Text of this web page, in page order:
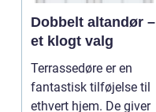
Dobbelt altandør –
et klogt valg
Terrassedøre er en
fantastisk tilføjelse til
ethvert hjem. De giver